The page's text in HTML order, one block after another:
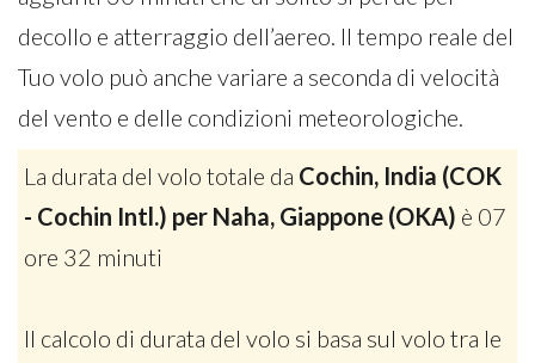
decollo e atterraggio dell’aereo. Il tempo reale del
Tuo volo può anche variare a seconda di velocità
del vento e delle condizioni meteorologiche.
La durata del volo totale da Cochin, India (COK
- Cochin Intl.) per Naha, Giappone (OKA) è 07
ore 32 minuti
Il calcolo di durata del volo si basa sul volo tra le